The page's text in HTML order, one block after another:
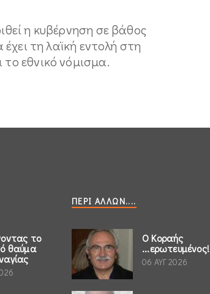
η κυβέρνηση σε βάθος
τη λαϊκή εντολή στη
εθνικό νόμισμα.
το
θαύμα
ΠΕΡΊ ΆΛΛΩΝ....
Ο Κοραής
...ερωτευμένος!
06 ΑΥΓ 2026